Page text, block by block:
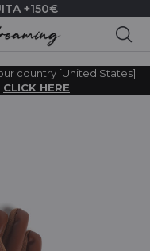
+150€
country [United States].
CLICK HERE